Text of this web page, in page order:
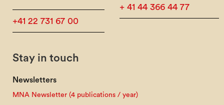
+41 22 731 67 00
+ 41 44 366 44 77
Stay in touch
Newsletters
MNA Newsletter (4 publications / year)